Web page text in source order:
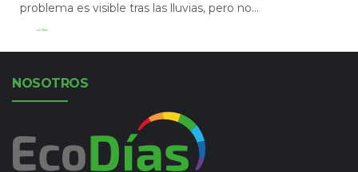
problema es visible tras las lluvias, pero no...
Leer Más
NOSOTROS